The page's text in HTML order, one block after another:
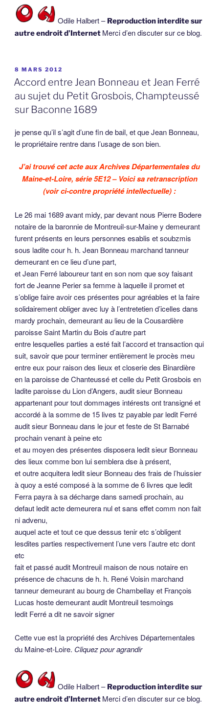
Odile Halbert – Reproduction interdite sur
autre endroit d’Internet Merci d’en discuter sur ce blog.
PUBLIÉ
LE
8 MARS 2012
Accord entre Jean Bonneau et Jean Ferré
au sujet du Petit Grosbois, Champteussé
sur Baconne 1689
je pense qu’il s’agit d’une fin de bail, et que Jean Bonneau,
le propriétaire rentre dans l’usage de son bien.
J’ai trouvé cet acte aux Archives Départementales du
Maine-et-Loire, série 5E12 – Voici sa retranscription
(voir ci-contre propriété intellectuelle) :
Le 26 mai 1689 avant midy, par devant nous Pierre Bodere
notaire de la baronnie de Montreuil-sur-Maine y demeurant
furent présents en leurs personnes esablis et soubzmis
sous ladite cour h. h. Jean Bonneau marchand tanneur
demeurant en ce lieu d’une part,
et Jean Ferré laboureur tant en son nom que soy faisant
fort de Jeanne Perier sa femme à laquelle il promet et
s’oblige faire avoir ces présentes pour agréables et la faire
solidairement obliger avec luy à l’entretetien d’icelles dans
mardy prochain, demeurant au lieu de la Cousardière
paroisse Saint Martin du Bois d’autre part
entre lesquelles parties a esté fait l’accord et transaction qui
suit, savoir que pour terminer entièrement le procès meu
entre eux pour raison des lieux et closerie des Binardière
en la paroisse de Chanteussé et celle du Petit Grosbois en
ladite paroisse du Lion d’Angers, audit sieur Bonneau
appartenant pour tout dommages intérests ont transigné et
accordé à la somme de 15 lives tz payable par ledit Ferré
audit sieur Bonneau dans le jour et feste de St Barnabé
prochain venant à peine etc
et au moyen des présentes disposera ledit sieur Bonneau
des lieux comme bon lui semblera dse à présent,
et outre acquitera ledit sieur Bonneau des frais de l’huissier
à quoy a esté composé à la somme de 6 livres que ledit
Ferra payra à sa décharge dans samedi prochain, au
defaut ledit acte demeurera nul et sans effet comm non fait
ni advenu,
auquel acte et tout ce que dessus tenir etc s’obligent
lesdites parties respectivement l’une vers l’autre etc dont
etc
fait et passé audit Montreuil maison de nous notaire en
présence de chacuns de h. h. René Voisin marchand
tanneur demeurant au bourg de Chambellay et François
Lucas hoste demeurant audit Montreuil tesmoings
ledit Ferré a dit ne savoir signer
Cette vue est la propriété des Archives Départementales
du Maine-et-Loire. Cliquez pour agrandir
Odile Halbert – Reproduction interdite sur
autre endroit d’Internet Merci d’en discuter sur ce blog.